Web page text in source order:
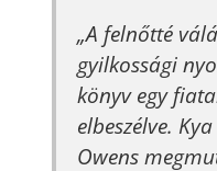
„A felnőtté
gyilkossági
könyv egy
elbeszélve.
Owens